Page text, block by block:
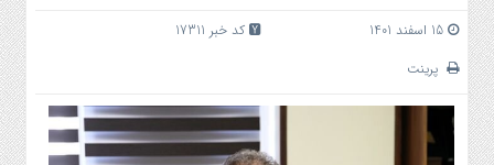
15 اسفند 1401
کد خبر 17311
پرینت